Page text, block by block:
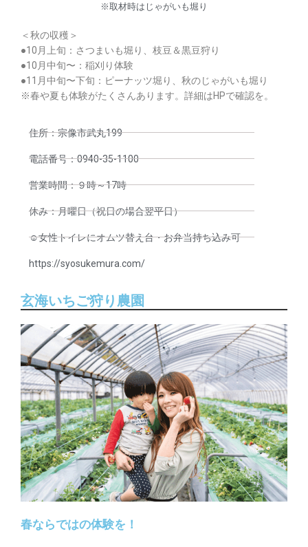
※取材時はじゃがいも堀り
＜秋の収穫＞
●10月上旬：さつまいも堀り、枝豆＆黒豆狩り
●10月中旬〜：稲刈り体験
●11月中旬〜下旬：ピーナッツ堀り、秋のじゃがいも堀り
※春や夏も体験がたくさんあります。詳細はHPで確認を。
住所：宗像市武丸199
電話番号：0940-35-1100
営業時間：９時～17時
休み：月曜日（祝日の場合翌平日）
☺︎女性トイレにオムツ替え台・お弁当持ち込み可
https://syosukemura.com/
玄海いちご狩り農園
春ならではの体験を！